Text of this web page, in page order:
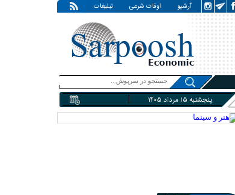
تبلیغات اوقات شرعی آرشیو
پنجشنبه ۱۵ مرداد ۱۴۰۵